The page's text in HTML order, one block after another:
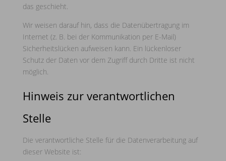
das geschieht.
Wir weisen darauf hin, dass die Datenübertragung im
Internet (z. B. bei der Kommunikation per E-Mail)
Sicherheitslücken aufweisen kann. Ein lückenloser
Schutz der Daten vor dem Zugriff durch Dritte ist nicht
möglich.
Hinweis zur verantwortlichen
Stelle
Die verantwortliche Stelle für die Datenverarbeitung auf
dieser Website ist: